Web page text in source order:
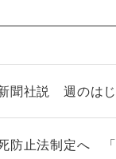
聞社説 週のは
防止法制定へ